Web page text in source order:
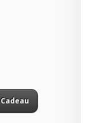
Cadeau